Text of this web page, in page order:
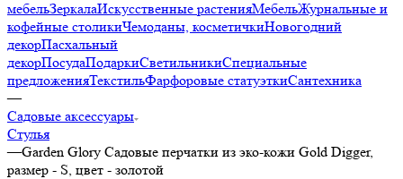
мебельЗеркалаИскусственные растенияМебельЖурнальные и
кофейные столикиЧемоданы, косметичкиНовогодний
декорПасхальный
декорПосудаПодаркиСветильникиСпециальные
предложенияТекстильФарфоровые статуэткиСантехника
—
Садовые аксессуары
Стулья
—Garden Glory Садовые перчатки из эко-кожи Gold Digger,
размер - S, цвет - золотой